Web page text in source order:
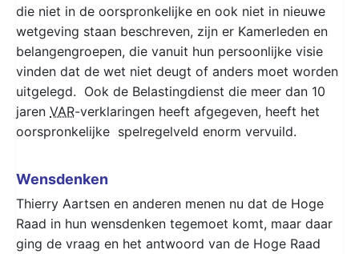
die niet in de oorspronkelijke en ook niet in nieuwe
wetgeving staan beschreven, zijn er Kamerleden en
belangengroepen, die vanuit hun persoonlijke visie
vinden dat de wet niet deugt of anders moet worden
uitgelegd. Ook de Belastingdienst die meer dan 10
jaren VAR-verklaringen heeft afgegeven, heeft het
oorspronkelijke spelregelveld enorm vervuild.
Wensdenken
Thierry Aartsen en anderen menen nu dat de Hoge
Raad in hun wensdenken tegemoet komt, maar daar
ging de vraag en het antwoord van de Hoge Raad